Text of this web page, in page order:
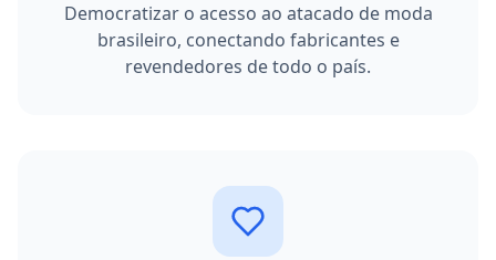
Democratizar o acesso ao atacado de moda
brasileiro, conectando fabricantes e
revendedores de todo o país.